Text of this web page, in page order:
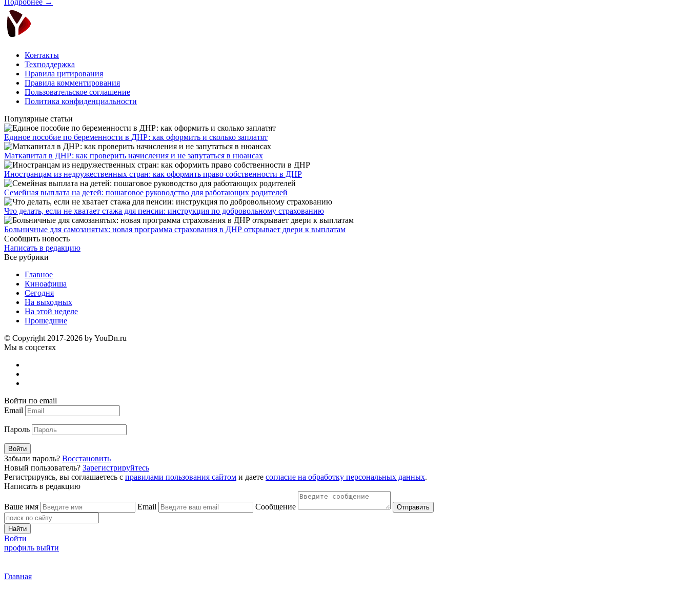
Контакты
Техподдержка
Правила цитирования
Правила комментирования
Пользовательское соглашение
Политика конфиденциальности
Популярные статьи
Единое пособие по беременности в ДНР: как оформить и сколько заплатят
​Маткапитал в ДНР: как проверить начисления и не запутаться в нюансах
Иностранцам из недружественных стран: как оформить право собственности в ДНР
Семейная выплата на детей: пошаговое руководство для работающих родителей
Что делать, если не хватает стажа для пенсии: инструкция по добровольному страхованию
Больничные для самозанятых: новая программа страхования в ДНР открывает двери к выплатам
Сообщить новость
Написать в редакцию
Все рубрики
Главное
Киноафиша
Сегодня
На выходных
На этой неделе
Прошедшие
© Copyright 2017-2026 by YouDn.ru
Мы в соцсетях
Войти по email
Email
Пароль
Войти
Забыли пароль? Восстановить
Новый пользователь? Зарегистрируйтесь
Регистрируясь, вы соглашаетесь с правилами пользования сайтом и даете согласие на обработку персональных данных.
Написать в редакцию
Ваше имя Email Сообщение Отправить
Найти
Войти
профиль выйти
Главная